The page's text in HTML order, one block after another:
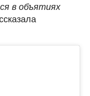
в объятиях